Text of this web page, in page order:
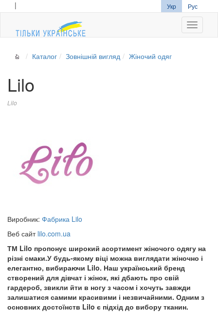
| Укр Рус
Каталог Зовнішній вигляд Жіночий одяг
Lilo
Lilo
Виробник: Фабрика Lilo
Веб сайт lilo.com.ua
ТМ Lilo пропонує широкий асортимент жіночого одягу на
різні смаки.У будь-якому віці можна виглядати жіночно і
елегантно, вибираючи Lilo. Наш український бренд
створений для дівчат і жінок, які дбають про свій
гардероб, звикли йти в ногу з часом і хочуть завжди
залишатися самими красивими і незвичайними. Одним з
основних достоїнств Lilo є підхід до вибору тканин.